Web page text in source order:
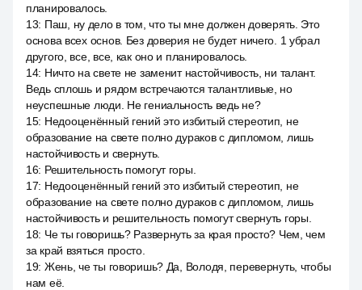
планировалось.
13: Паш, ну дело в том, что ты мне должен доверять. Это
основа всех основ. Без доверия не будет ничего. 1 убрал
другого, все, все, как оно и планировалось.
14: Ничто на свете не заменит настойчивость, ни талант.
Ведь сплошь и рядом встречаются талантливые, но
неуспешные люди. Не гениальность ведь не?
15: Недооценённый гений это избитый стереотип, не
образование на свете полно дураков с дипломом, лишь
настойчивость и свернуть.
16: Решительность помогут горы.
17: Недооценённый гений это избитый стереотип, не
образование на свете полно дураков с дипломом, лишь
настойчивость и решительность помогут свернуть горы.
18: Че ты говоришь? Развернуть за края просто? Чем, чем
за край взяться просто.
19: Жень, че ты говоришь? Да, Володя, перевернуть, чтобы
нам её.